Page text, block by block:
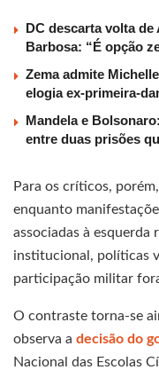
DC descarta volta
Barbosa: “É opção
Zema admite
elogia ex-primeira-
Mandela e
entre duas prisões
Para os críticos,
enquanto
associadas à
institucional, políticas
participação militar
O contraste torna-se
observa a decisão do
Nacional das Escolas